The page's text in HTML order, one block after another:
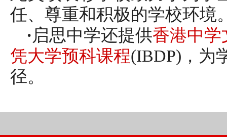
任、尊重和积极的学校环境
·启思中学还提供香港中学
凭大学预科课程(IBDP)，为
径。